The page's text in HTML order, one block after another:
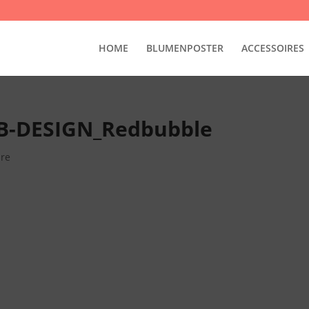
HOME BLUMENPOSTER ACCESSOIRES